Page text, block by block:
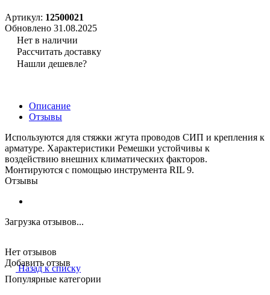
Артикул: 12500021
Обновлено 31.08.2025
Нет в наличии
Рассчитать доставку
Нашли дешевле?
Описание
Отзывы
Используются для стяжки жгута проводов СИП и крепления к
арматуре. Характеристики Ремешки устойчивы к
воздействию внешних климатических факторов.
Монтируются с помощью инструмента RIL 9.
Отзывы
Загрузка отзывов...
Нет отзывов
Добавить отзыв
Назад к списку
Популярные категории